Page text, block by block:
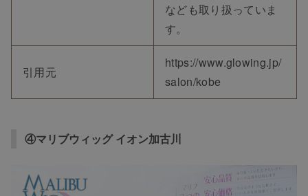
なども取り扱っていま
す。
引用元
https://www.glowing.jp/
salon/kobe
④マリブウィッグ イオン加古川